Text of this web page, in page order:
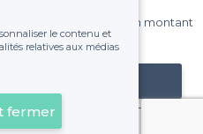
vous payez un montant
déraper la facture.
établissement
client
le contenu et
relatives aux médias
fermer